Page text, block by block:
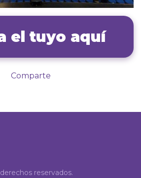
el tuyo aquí
Comparte
reservados.